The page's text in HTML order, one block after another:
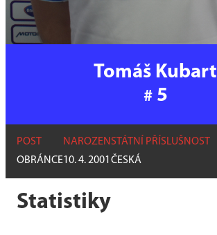
Tomáš Kubart
# 5
POST
OBRÁNCE
NAROZEN
10. 4. 2001
STÁTNÍ PŘÍSLUŠNOST
ČESKÁ
Statistiky